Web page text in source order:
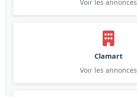
Voir les annonces
Clamart
Voir les annonces